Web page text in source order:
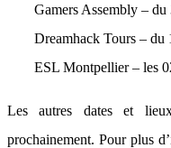
Gamers Assembly –
Dreamhack Tours – du
ESL Montpellier – les
Les autres dates et
prochainement. Pour plus